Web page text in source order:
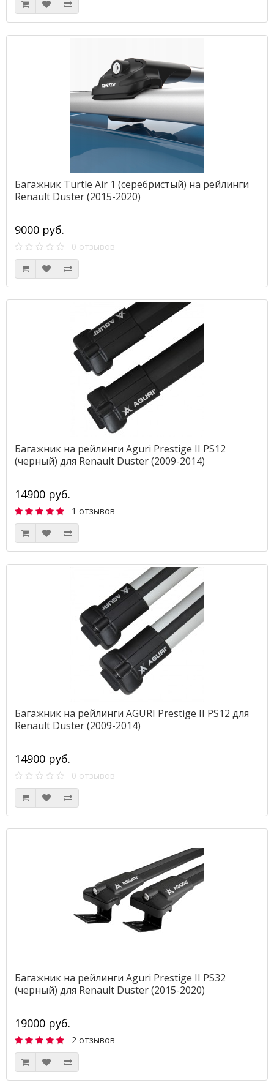
Багажник Turtle Air 1 (серебристый) на рейлинги
Renault Duster (2015-2020)
9000 руб.
0 отзывов
Багажник на рейлинги Aguri Prestige II PS12
(черный) для Renault Duster (2009-2014)
14900 руб.
1 отзывов
Багажник на рейлинги AGURI Prestige II PS12 для
Renault Duster (2009-2014)
14900 руб.
0 отзывов
Багажник на рейлинги Aguri Prestige II PS32
(черный) для Renault Duster (2015-2020)
19000 руб.
2 отзывов